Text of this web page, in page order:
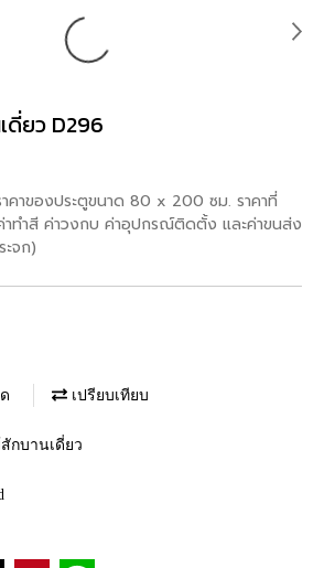
ดี่ยว D296
คาของประตูขนาด 80 x 200 ซม. ราคาที่
าทำสี ค่าวงกบ ค่าอุปกรณ์ติดตั้ง และค่าขนส่ง
ะจก)
เปรียบเทียบ
กบานเดี่ยว